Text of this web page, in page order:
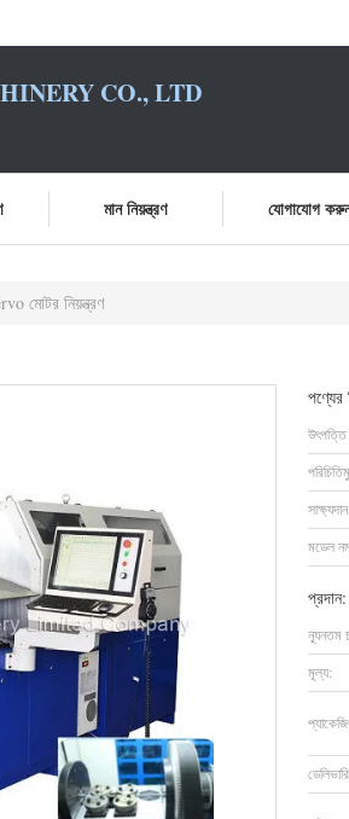
CO., LTD
মান নিয়ন্ত্রণ যোগাযোগ
মোটর নিয়ন্ত্রণ
পণ্যের
সাক্ষ্যদান:
মডেল
প্রদান:
ন্যূনতম
মূল্য: